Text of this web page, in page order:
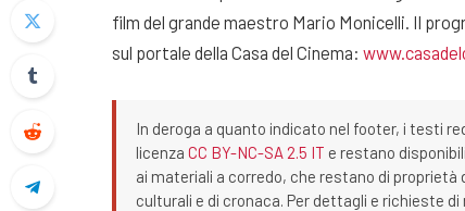
film del grande maestro Mario Monicelli. Il
sul portale della Casa del Cinema:
In deroga a quanto indicato nel footer, i testi
licenza CC BY-NC-SA 2.5 IT e restano
ai materiali a corredo, che restano di
culturali e di cronaca. Per dettagli e richieste